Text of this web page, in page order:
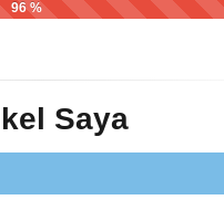
96 %
Saya